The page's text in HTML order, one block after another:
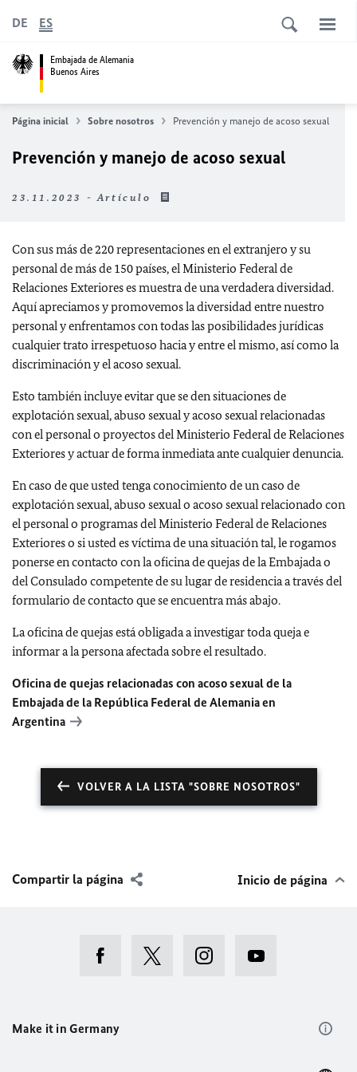
Embajada de Alemania
Buenos Aires
DE ES
Página inicial Sobre nosotros Prevención y manejo de acoso sexual
Prevención y manejo de acoso sexual
23.11.2023 - Artículo
Con sus más de 220 representaciones en el extranjero y su
personal de más de 150 países, el Ministerio Federal de
Relaciones Exteriores es muestra de una verdadera diversidad.
Aquí apreciamos y promovemos la diversidad entre nuestro
personal y enfrentamos con todas las posibilidades jurídicas
cualquier trato irrespetuoso hacia y entre el mismo, así como la
discriminación y el acoso sexual.
Esto también incluye evitar que se den situaciones de
explotación sexual, abuso sexual y acoso sexual relacionadas
con el personal o proyectos del Ministerio Federal de Relaciones
Exteriores y actuar de forma inmediata ante cualquier denuncia.
En caso de que usted tenga conocimiento de un caso de
explotación sexual, abuso sexual o acoso sexual relacionado con
el personal o programas del Ministerio Federal de Relaciones
Exteriores o si usted es víctima de una situación tal, le rogamos
ponerse en contacto con la oficina de quejas de la Embajada o
del Consulado competente de su lugar de residencia a través del
formulario de contacto que se encuentra más abajo.
La oficina de quejas está obligada a investigar toda queja e
informar a la persona afectada sobre el resultado.
Oficina de quejas relacionadas con acoso sexual de la
Embajada de la República Federal de Alemania en
Argentina
VOLVER A LA LISTA "SOBRE NOSOTROS"
Compartir la página Inicio de página
Make it in Germany